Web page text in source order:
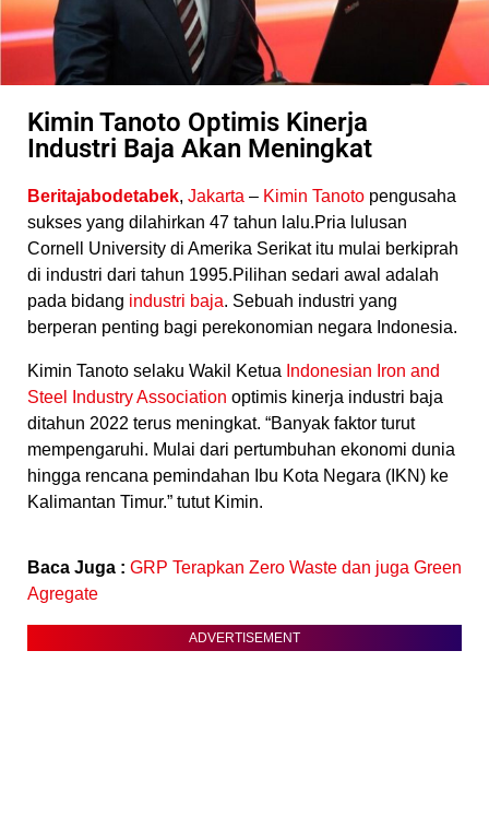
Kimin Tanoto Optimis Kinerja
Industri Baja Akan Meningkat
Beritajabodetabek, Jakarta – Kimin Tanoto pengusaha
sukses yang dilahirkan 47 tahun lalu.Pria lulusan
Cornell University di Amerika Serikat itu mulai berkiprah
di industri dari tahun 1995.Pilihan sedari awal adalah
pada bidang industri baja. Sebuah industri yang
berperan penting bagi perekonomian negara Indonesia.
Kimin Tanoto selaku Wakil Ketua Indonesian Iron and
Steel Industry Association optimis kinerja industri baja
ditahun 2022 terus meningkat. “Banyak faktor turut
mempengaruhi. Mulai dari pertumbuhan ekonomi dunia
hingga rencana pemindahan Ibu Kota Negara (IKN) ke
Kalimantan Timur.” tutut Kimin.
Baca Juga : GRP Terapkan Zero Waste dan juga Green
Agregate
ADVERTISEMENT